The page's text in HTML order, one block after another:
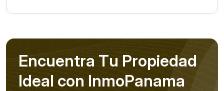
Encuentra Tu Propiedad
Ideal con InmoPanama